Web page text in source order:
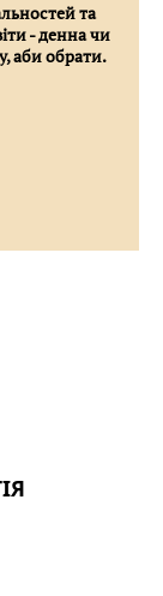
та
- денна чи
аби обрати.